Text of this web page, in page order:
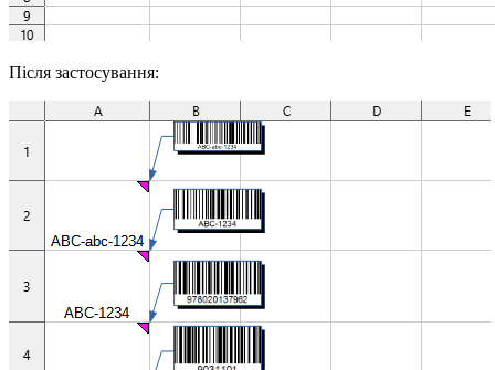
Після застосування: